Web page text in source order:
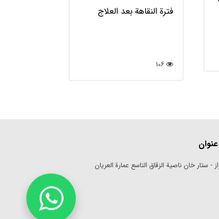
فترة النقاهة بعد العلاج
عنوان
- ستار خان ناصية الزقاق التاسع عمارة العريان